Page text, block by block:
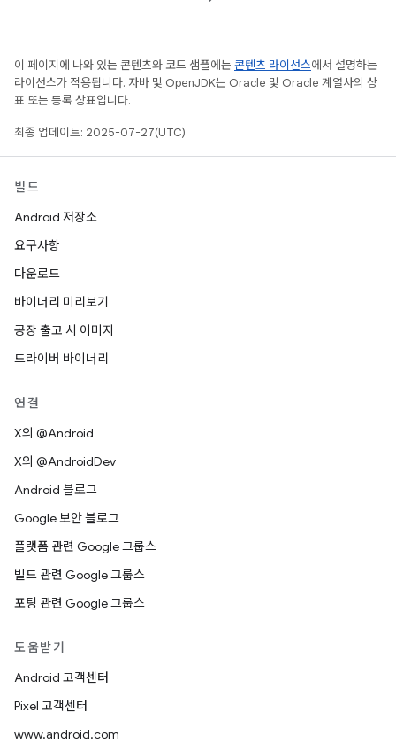
이 페이지에 나와 있는 콘텐츠와 코드 샘플에는 콘텐츠 라이선스에서 설명하는
라이선스가 적용됩니다. 자바 및 OpenJDK는 Oracle 및 Oracle 계열사의 상
표 또는 등록 상표입니다.
최종 업데이트: 2025-07-27(UTC)
빌드
Android 저장소
요구사항
다운로드
바이너리 미리보기
공장 출고 시 이미지
드라이버 바이너리
연결
X의 @Android
X의 @AndroidDev
Android 블로그
Google 보안 블로그
플랫폼 관련 Google 그룹스
빌드 관련 Google 그룹스
포팅 관련 Google 그룹스
도움받기
Android 고객센터
Pixel 고객센터
www.android.com